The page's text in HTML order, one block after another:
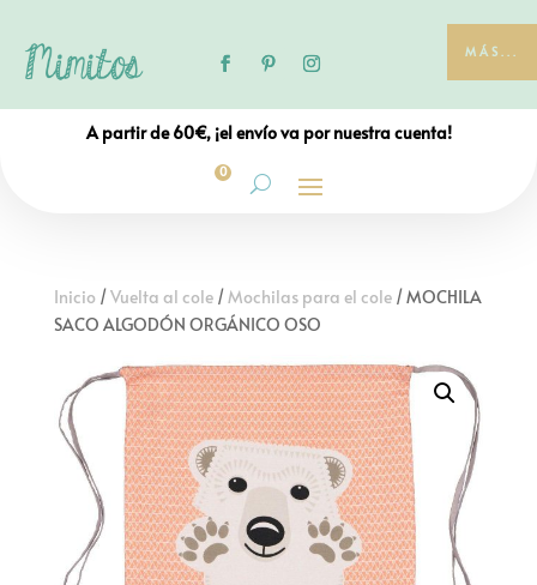
MÁS...
A partir de 60€, ¡el envío va por nuestra cuenta!
0
Inicio /Vuelta al cole/Mochilas para el cole/ MOCHILA
SACO ALGODÓN ORGÁNICO OSO